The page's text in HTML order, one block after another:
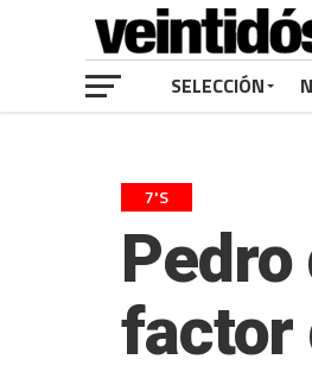
SELECCIÓN
7'S
factor